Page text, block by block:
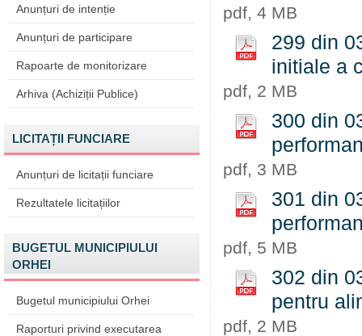
Anunțuri de intenție
Anunțuri de participare
Rapoarte de monitorizare
Arhiva (Achiziții Publice)
LICITAȚII FUNCIARE
Anunțuri de licitații funciare
Rezultatele licitațiilor
BUGETUL MUNICIPIULUI
ORHEI
Bugetul municipiului Orhei
Raporturi privind executarea
pdf, 4 MB
299 din
initiale a
pdf, 2 MB
300 din
pdf, 3 MB
301 din
pdf, 5 MB
302 din
pentru
pdf, 2 MB